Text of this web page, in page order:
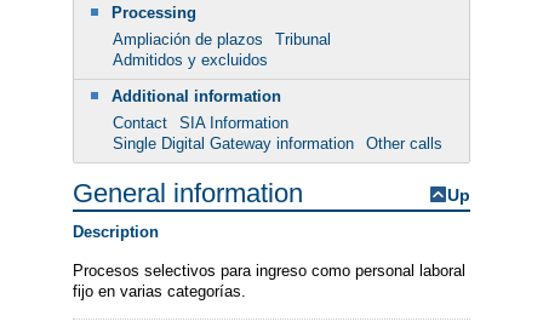
Processing
Ampliación de plazos
Tribunal
Admitidos y excluidos
Additional information
Contact
SIA Information
Single Digital Gateway information
Other calls
General information Up
Description
Procesos selectivos para ingreso como personal laboral
fijo en varias categorías.